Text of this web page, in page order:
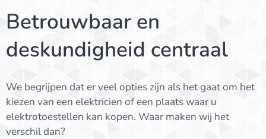
Betrouwbaar en
deskundigheid centraal
We begrijpen dat er veel opties zijn als het gaat om het
kiezen van een elektricien of een plaats waar u
elektrotoestellen kan kopen. Waar maken wij het
verschil dan?